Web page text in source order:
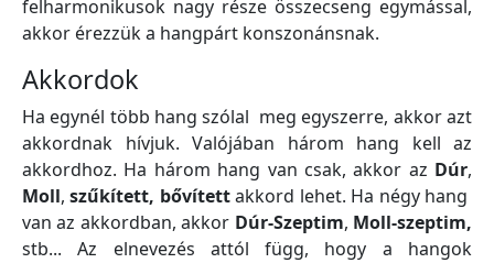
felharmonikusok nagy része összecseng egymással,
akkor érezzük a hangpárt konszonánsnak.
Akkordok
Ha egynél több hang szólal meg egyszerre, akkor azt
akkordnak hívjuk. Valójában három hang kell az
akkordhoz. Ha három hang van csak, akkor az Dúr,
Moll,szűkített, bővítettakkord lehet. Ha négy hang
van az akkordban, akkor Dúr-Szeptim, Moll-szeptim,
stb... Az elnevezés attól függ, hogy a hangok